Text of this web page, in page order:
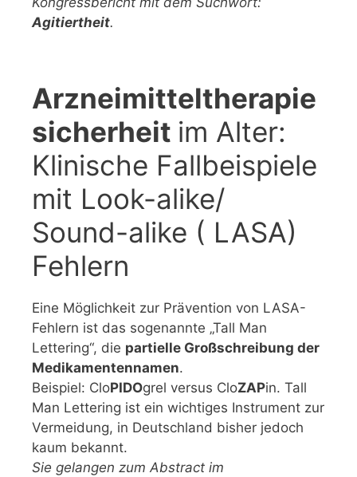
Agitiertheit.
Arzneimitteltherapie
sicherheit im Alter:
Klinische Fallbeispiele
mit Look-alike/
Sound-alike ( LASA)
Fehlern
Eine Möglichkeit zur Prävention von LASA-
Fehlern ist das sogenannte „Tall Man
Lettering“, die partielle Großschreibung der
Medikamentennamen.
Beispiel: CloPIDOgrel versus CloZAPin. Tall
Man Lettering ist ein wichtiges Instrument zur
Vermeidung, in Deutschland bisher jedoch
kaum bekannt.
Sie gelangen zum Abstract im